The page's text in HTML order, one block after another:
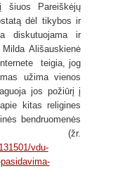
šiuos Pareiškėjų
dėl tikybos ir
diskutuojama ir
Ališauskienė
teigia, jog
užima vienos
jos požiūrį į
kitas religines
bendruomenės
(žr.
vdu-